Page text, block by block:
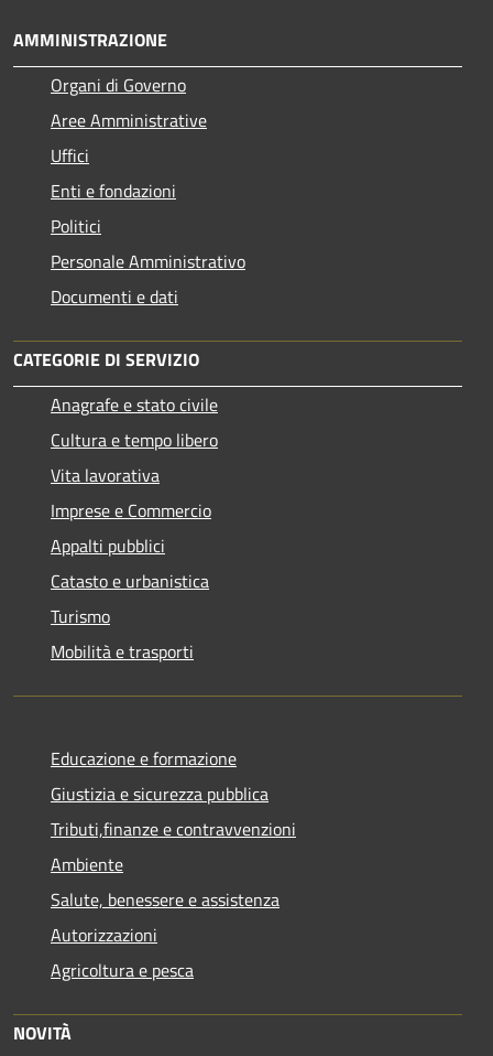
AMMINISTRAZIONE
Organi di Governo
Aree Amministrative
Uffici
Enti e fondazioni
Politici
Personale Amministrativo
Documenti e dati
CATEGORIE DI SERVIZIO
Anagrafe e stato civile
Cultura e tempo libero
Vita lavorativa
Imprese e Commercio
Appalti pubblici
Catasto e urbanistica
Turismo
Mobilità e trasporti
Educazione e formazione
Giustizia e sicurezza pubblica
Tributi,finanze e contravvenzioni
Ambiente
Salute, benessere e assistenza
Autorizzazioni
Agricoltura e pesca
NOVITÀ